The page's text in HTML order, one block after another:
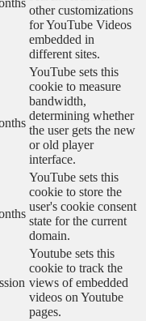
other customizations
for YouTube Videos
embedded in
different sites.
YouTube sets this
cookie to measure
bandwidth,
determining whether
the user gets the new
or old player
interface.
YouTube sets this
cookie to store the
user's cookie consent
state for the current
domain.
Youtube sets this
cookie to track the
views of embedded
videos on Youtube
pages.